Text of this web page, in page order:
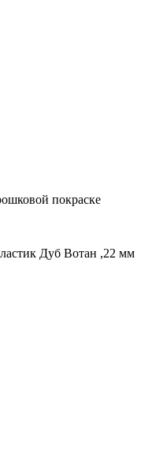
покраске
Дуб Вотан ,22 мм